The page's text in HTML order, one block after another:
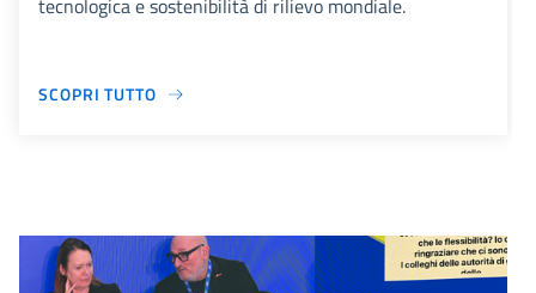
tecnologica e sostenibilità di rilievo mondiale.
SCOPRI TUTTO